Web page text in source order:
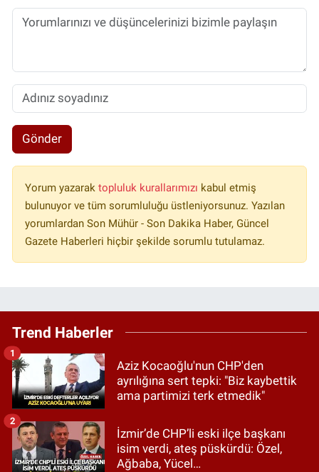
Gönder
Yorum yazarak topluluk kurallarımızı kabul etmiş
bulunuyor ve tüm sorumluluğu üstleniyorsunuz. Yazılan
yorumlardan Son Mühür - Son Dakika Haber, Güncel
Gazete Haberleri hiçbir şekilde sorumlu tutulamaz.
Trend Haberler
Aziz Kocaoğlu'nun CHP'den
ayrılığına sert tepki: "Biz kaybettik
ama partimizi terk etmedik"
1
İzmir’de CHP’li eski ilçe başkanı
isim verdi, ateş püskürdü: Özel,
Ağbaba, Yücel…
2